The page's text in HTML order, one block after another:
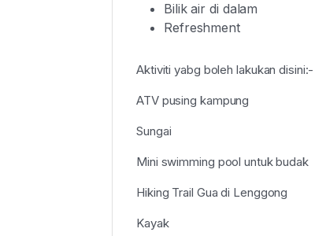
Bilik air di dalam
Refreshment
Aktiviti yabg boleh lakukan disini:-
ATV pusing kampung
Sungai
Mini swimming pool untuk budak
Hiking Trail Gua di Lenggong
Kayak